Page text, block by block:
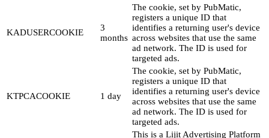
KADUSERCOOKIE
3
months
The cookie, set by PubMatic,
registers a unique ID that
identifies a returning user's device
across websites that use the same
ad network. The ID is used for
targeted ads.
KTPCACOOKIE 1 day
The cookie, set by PubMatic,
registers a unique ID that
identifies a returning user's device
across websites that use the same
ad network. The ID is used for
targeted ads.
This is a Lijit Advertising Platform